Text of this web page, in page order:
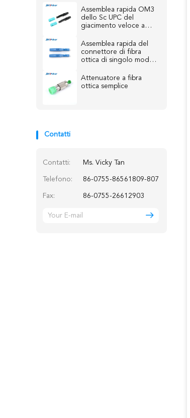
Assemblea rapida OM3
dello Sc UPC del
giacimento veloce a
connettore FTTH
Assemblea rapida del
connettore di fibra
ottica di singolo modo
Ftth
Attenuatore a fibra
ottica semplice
Contatti
Contatti: Ms. Vicky Tan
Telefono: 86-0755-86561809-807
Fax: 86-0755-26612903